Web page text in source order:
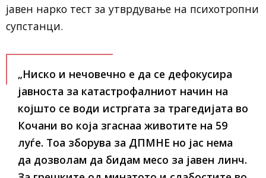
јавен нарко тест за утврдување на психотропни
супстанци.
„Ниско и нечовечно е да се дефокусира
јавноста за катастрофалниот начин на
којшто се води истргата за трагедијата во
Кочани во која згаснаа животите на 59
луѓе. Тоа зборува за ДПМНЕ но јас нема
да дозволам да бидам месо за јавен линч.